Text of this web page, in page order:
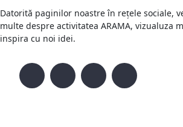
Datorită paginilor noastre în rețele sociale,
multe despre activitatea ARAMA, vizualuza
inspira cu noi idei.